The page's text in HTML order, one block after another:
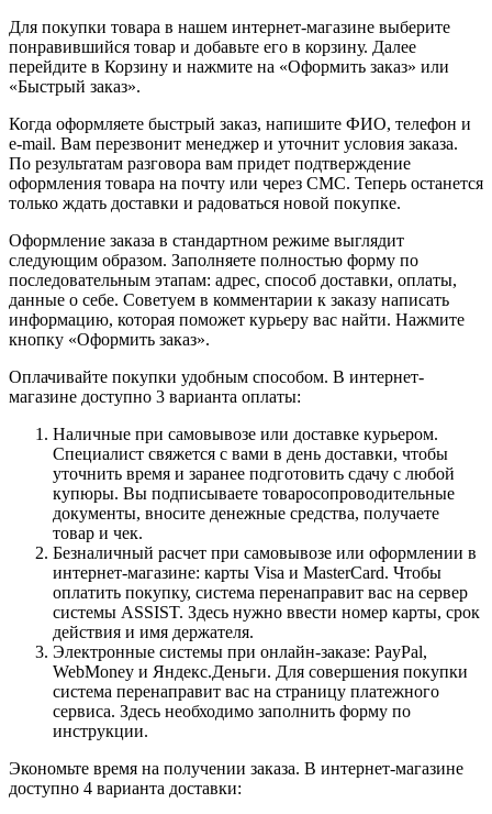
Для покупки товара в нашем интернет-магазине выберите
понравившийся товар и добавьте его в корзину. Далее
перейдите в Корзину и нажмите на «Оформить заказ» или
«Быстрый заказ».
Когда оформляете быстрый заказ, напишите ФИО, телефон и
e-mail. Вам перезвонит менеджер и уточнит условия заказа.
По результатам разговора вам придет подтверждение
оформления товара на почту или через СМС. Теперь останется
только ждать доставки и радоваться новой покупке.
Оформление заказа в стандартном режиме выглядит
следующим образом. Заполняете полностью форму по
последовательным этапам: адрес, способ доставки, оплаты,
данные о себе. Советуем в комментарии к заказу написать
информацию, которая поможет курьеру вас найти. Нажмите
кнопку «Оформить заказ».
Оплачивайте покупки удобным способом. В интернет-
магазине доступно 3 варианта оплаты:
Наличные при самовывозе или доставке курьером.
Специалист свяжется с вами в день доставки, чтобы
уточнить время и заранее подготовить сдачу с любой
купюры. Вы подписываете товаросопроводительные
документы, вносите денежные средства, получаете
товар и чек.
Безналичный расчет при самовывозе или оформлении в
интернет-магазине: карты Visa и MasterCard. Чтобы
оплатить покупку, система перенаправит вас на сервер
системы ASSIST. Здесь нужно ввести номер карты, срок
действия и имя держателя.
Электронные системы при онлайн-заказе: PayPal,
WebMoney и Яндекс.Деньги. Для совершения покупки
система перенаправит вас на страницу платежного
сервиса. Здесь необходимо заполнить форму по
инструкции.
Экономьте время на получении заказа. В интернет-магазине
доступно 4 варианта доставки: